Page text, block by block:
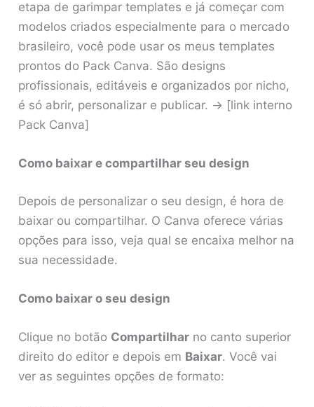
etapa de garimpar templates e já começar com
modelos criados especialmente para o mercado
brasileiro, você pode usar os meus templates
prontos do Pack Canva. São designs
profissionais, editáveis e organizados por nicho,
é só abrir, personalizar e publicar. → [link interno
Pack Canva]
Como baixar e compartilhar seu design
Depois de personalizar o seu design, é hora de
baixar ou compartilhar. O Canva oferece várias
opções para isso, veja qual se encaixa melhor na
sua necessidade.
Como baixar o seu design
Clique no botão Compartilhar no canto superior
direito do editor e depois em Baixar. Você vai
ver as seguintes opções de formato: